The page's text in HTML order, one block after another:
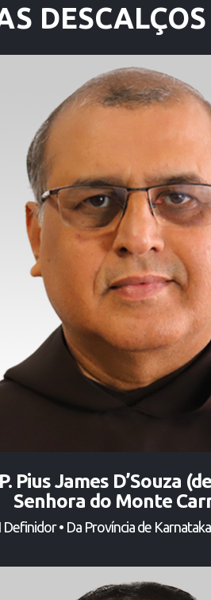
DESCALÇOS
P. Pius James D’Souza
Senhora do Monte
Definidor • Da Província de